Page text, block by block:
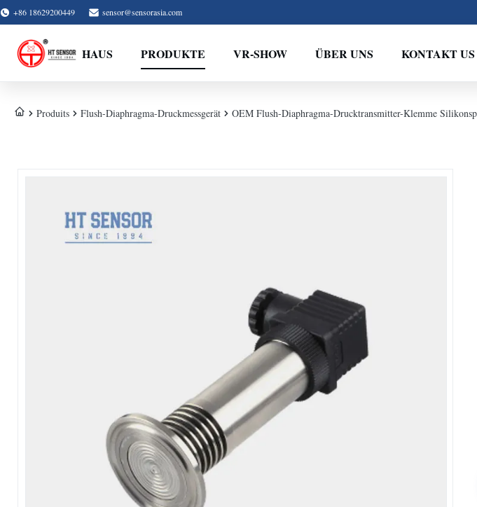
+86 18629200449 sensor@sensorasia.com
HAUS PRODUKTE VR-SHOW ÜBER UNS KONTAKT US
Produits Flush-Diaphragma-Druckmessgerät OEM Flush-Diaphragma-Drucktransmitter-Klemme